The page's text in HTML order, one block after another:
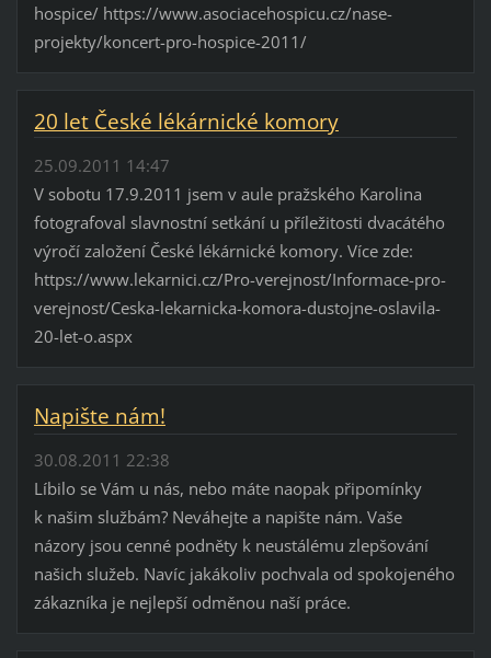
hospice/ https://www.asociacehospicu.cz/nase-
projekty/koncert-pro-hospice-2011/
20 let České lékárnické komory
25.09.2011 14:47
V sobotu 17.9.2011 jsem v aule pražského Karolina
fotografoval slavnostní setkání u příležitosti dvacátého
výročí založení České lékárnické komory. Více zde:
https://www.lekarnici.cz/Pro-verejnost/Informace-pro-
verejnost/Ceska-lekarnicka-komora-dustojne-oslavila-
20-let-o.aspx
Napište nám!
30.08.2011 22:38
Líbilo se Vám u nás, nebo máte naopak připomínky
k našim službám? Neváhejte a napište nám. Vaše
názory jsou cenné podněty k neustálému zlepšování
našich služeb. Navíc jakákoliv pochvala od spokojeného
zákazníka je nejlepší odměnou naší práce.